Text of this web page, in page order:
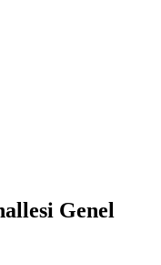
Genel